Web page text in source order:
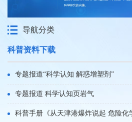
导航分类
科普资料下载
专题报道“科学认知 解惑增塑剂”
专题报道 科学认知页岩气